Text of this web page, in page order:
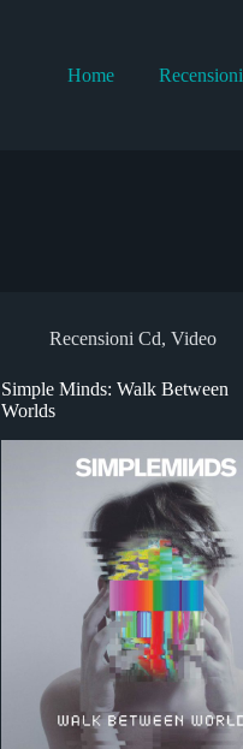
Home
Recensioni
Recensioni Cd,Video
Simple Minds: Walk Between
Worlds